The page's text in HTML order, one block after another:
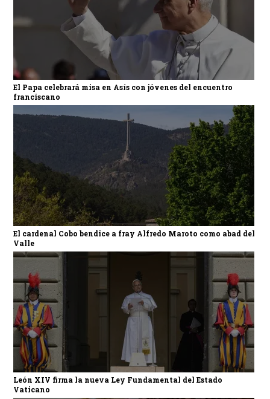
El Papa celebrará misa en Asís con jóvenes del encuentro
franciscano
El cardenal Cobo bendice a fray Alfredo Maroto como abad del
Valle
León XIV firma la nueva Ley Fundamental del Estado
Vaticano